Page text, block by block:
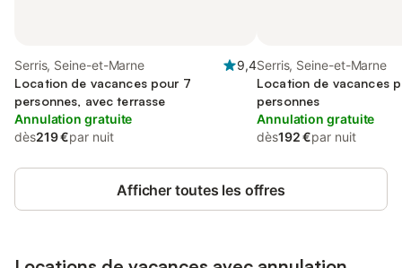
Serris, Seine-et-Marne
9,4
Location de vacances pour 7
personnes, avec terrasse
Annulation gratuite
dès219 €par nuit
Serris, Seine-et-Marne
Location de vacances
personnes
Annulation gratuite
dès192 €par nuit
Afficher toutes les offres